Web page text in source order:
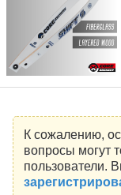
К сожалению,
вопросы могут
пользователи.